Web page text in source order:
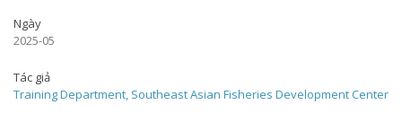
Ngày
2025-05
Tác giả
Training Department, Southeast Asian Fisheries Development Center